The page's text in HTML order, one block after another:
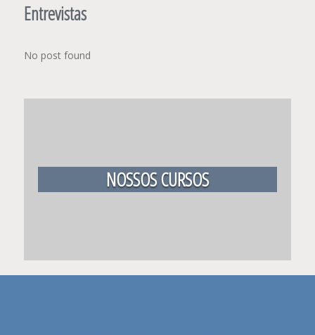
Entrevistas
No post found
NOSSOS CURSOS